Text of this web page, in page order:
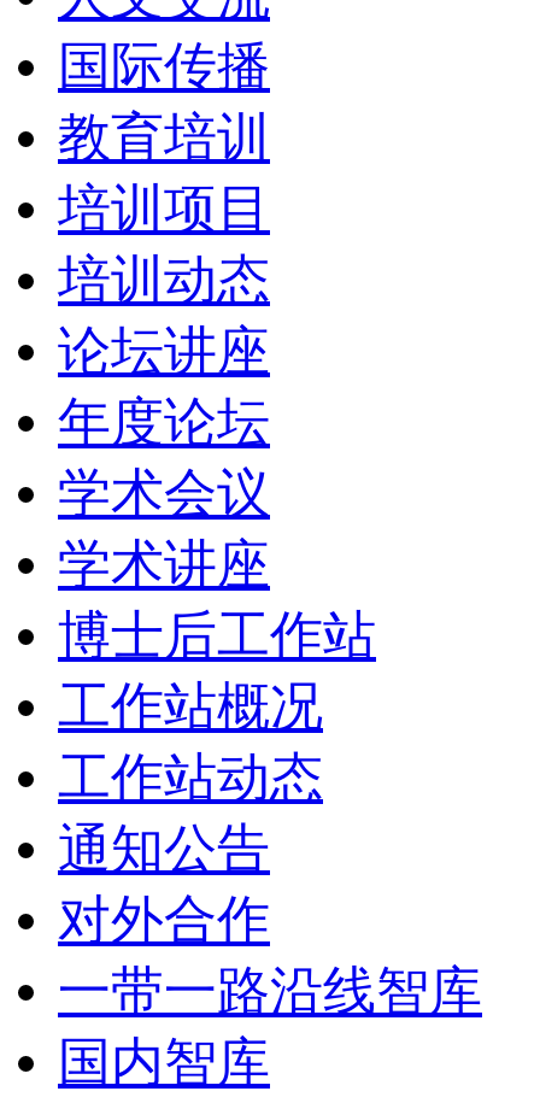
国际传播
教育培训
培训项目
培训动态
论坛讲座
年度论坛
学术会议
学术讲座
博士后工作站
工作站概况
工作站动态
通知公告
对外合作
一带一路沿线智库
国内智库